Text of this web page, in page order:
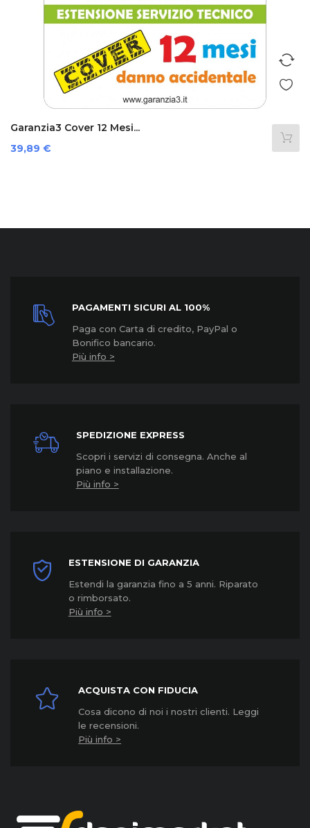
Garanzia3 Cover 12 Mesi...
Prezzo
39,89 €
PAGAMENTI SICURI AL 100%
Paga con Carta di credito, PayPal o
Bonifico bancario.
Più info >
SPEDIZIONE EXPRESS
Scopri i servizi di consegna. Anche al
piano e installazione.
Più info >
ESTENSIONE DI GARANZIA
Estendi la garanzia fino a 5 anni. Riparato
o rimborsato.
Più info >
ACQUISTA CON FIDUCIA
Cosa dicono di noi i nostri clienti. Leggi
le recensioni.
Più info >